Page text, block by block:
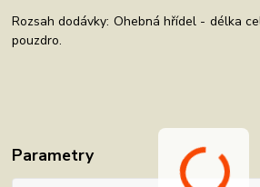
Rozsah dodávky: Ohebná hřídel - délka
pouzdro.
Parametry